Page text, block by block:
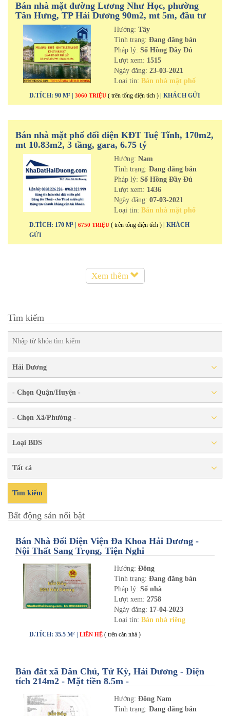
Bán nhà mặt đường Lương Như Học, phường
Tân Hưng, TP Hải Dương 90m2, mt 5m, đầu tư
cực tốt
Hướng: Tây
Tình trạng: Đang đăng bán
Pháp lý: Sổ Hồng Đầy Đủ
Lượt xem: 1515
Ngày đăng: 23-03-2021
Loại tin: Bán nhà mặt phố
D.TÍCH: 90 M² | 3060 TRIỆU ( trên tổng diện tích ) | KHÁCH GỬI
Bán nhà mặt phố đối diện KĐT Tuệ Tĩnh, 170m2,
mt 10.83m2, 3 tầng, gara, 6.75 tỷ
Hướng: Nam
Tình trạng: Đang đăng bán
Pháp lý: Sổ Hồng Đầy Đủ
Lượt xem: 1436
Ngày đăng: 07-03-2021
Loại tin: Bán nhà mặt phố
D.TÍCH: 170 M² | 6750 TRIỆU ( trên tổng diện tích )
| KHÁCH
GỬI
Xem thêm
Tìm kiếm
Hải Dương
- Chọn Quận/Huyện -
- Chọn Xã/Phường -
Loại BDS
Tất cả
Tìm kiếm
Bất động sản nổi bật
Bán Nhà Đối Diện Viện Đa Khoa Hải Dương -
Nội Thất Sang Trọng, Tiện Nghi
Hướng: Đông
Tình trạng: Đang đăng bán
Pháp lý: Sổ nhà
Lượt xem: 2758
Ngày đăng: 17-04-2023
Loại tin: Bán nhà riêng
D.TÍCH: 35.5 M² | LIÊN HỆ ( trên căn nhà )
Bán đất xã Dân Chủ, Tứ Kỳ, Hải Dương - Diện
tích 214m2 - Mặt tiền 8.5m -
Hướng: Đông Nam
Tình trạng: Đang đăng bán